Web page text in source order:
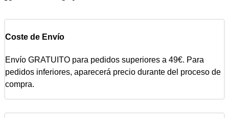
Coste de Envío
Envío GRATUITO para pedidos superiores a 49€. Para
pedidos inferiores, aparecerá precio durante del proceso de
compra.